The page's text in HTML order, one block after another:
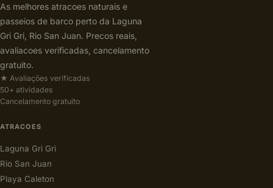
As melhores atracoes naturais e
passeios de barco perto da Laguna
Gri Gri, Rio San Juan. Precos reais,
avaliacoes verificadas, cancelamento
gratuito.
★ Avaliações verificadas
50+ atividades
Cancelamento gratuito
ATRACOES
Laguna Gri Gri
Rio San Juan
Playa Caleton